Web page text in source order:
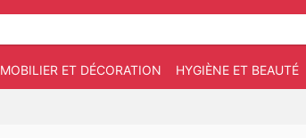
MOBILIER ET DÉCORATION HYGIÈNE ET BEAUTÉ